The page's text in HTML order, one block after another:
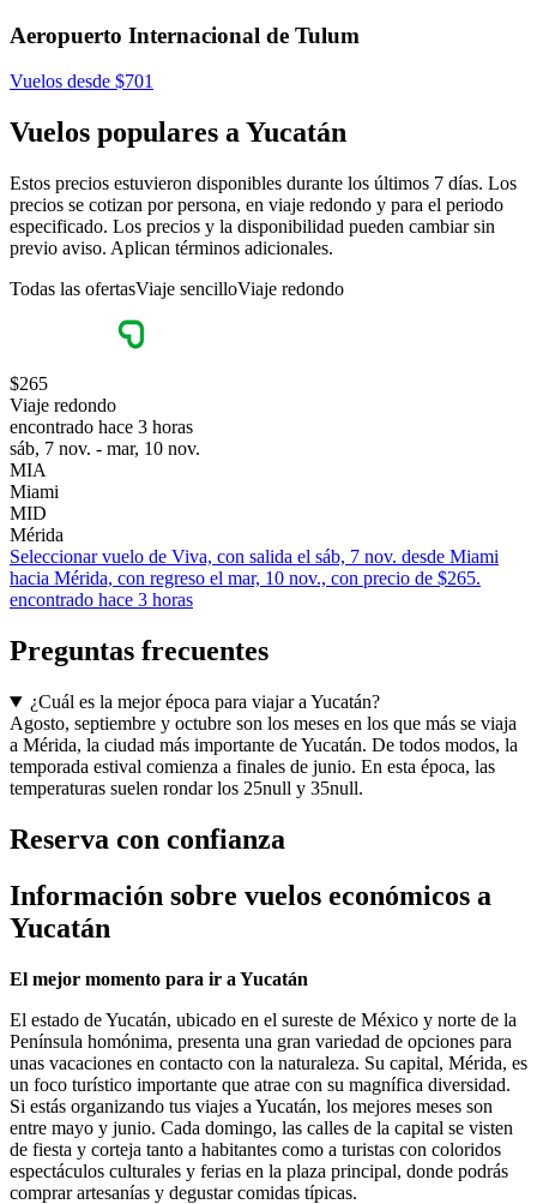
Aeropuerto Internacional de Tulum
Vuelos desde $701
Vuelos populares a Yucatán
Estos precios estuvieron disponibles durante los últimos 7 días. Los
precios se cotizan por persona, en viaje redondo y para el periodo
especificado. Los precios y la disponibilidad pueden cambiar sin
previo aviso. Aplican términos adicionales.
Todas las ofertasViaje sencilloViaje redondo
$265
Viaje redondo
encontrado hace 3 horas
sáb, 7 nov. - mar, 10 nov.
MIA
Miami
MID
Mérida
Seleccionar vuelo de Viva, con salida el sáb, 7 nov. desde Miami
hacia Mérida, con regreso el mar, 10 nov., con precio de $265.
encontrado hace 3 horas
Preguntas frecuentes
¿Cuál es la mejor época para viajar a Yucatán?
Agosto, septiembre y octubre son los meses en los que más se viaja
a Mérida, la ciudad más importante de Yucatán. De todos modos, la
temporada estival comienza a finales de junio. En esta época, las
temperaturas suelen rondar los 25null y 35null.
Reserva con confianza
Información sobre vuelos económicos a
Yucatán
El mejor momento para ir a Yucatán
El estado de Yucatán, ubicado en el sureste de México y norte de la
Península homónima, presenta una gran variedad de opciones para
unas vacaciones en contacto con la naturaleza. Su capital, Mérida, es
un foco turístico importante que atrae con su magnífica diversidad.
Si estás organizando tus viajes a Yucatán, los mejores meses son
entre mayo y junio. Cada domingo, las calles de la capital se visten
de fiesta y corteja tanto a habitantes como a turistas con coloridos
espectáculos culturales y ferias en la plaza principal, donde podrás
comprar artesanías y degustar comidas típicas.